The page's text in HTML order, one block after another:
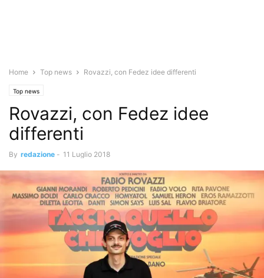
Home Top news Rovazzi, con Fedez idee differenti
Top news
Rovazzi, con Fedez idee
differenti
By redazione - 11 Luglio 2018